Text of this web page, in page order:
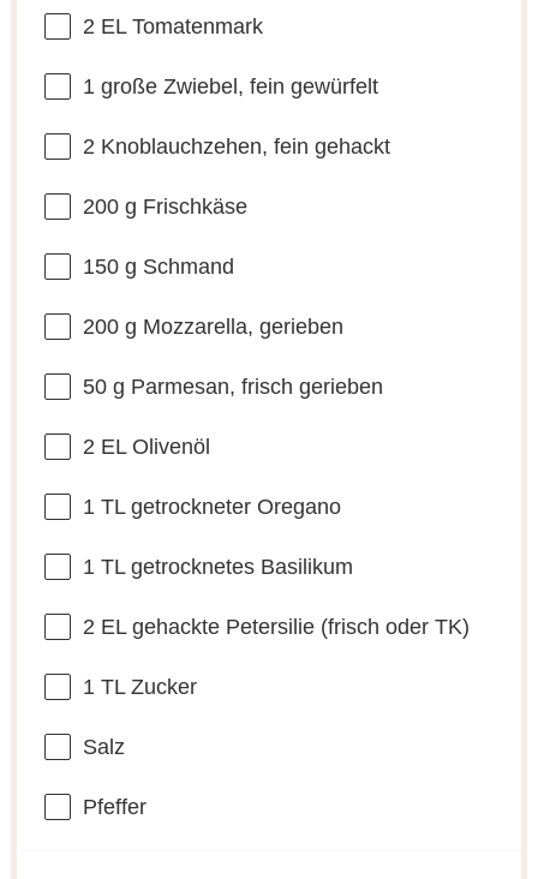
2 EL Tomatenmark
1große Zwiebel, fein gewürfelt
2 Knoblauchzehen, fein gehackt
200 g Frischkäse
150 g Schmand
200 g Mozzarella, gerieben
50 g Parmesan, frisch gerieben
2 EL Olivenöl
1TL getrockneter Oregano
1TL getrocknetes Basilikum
2 EL gehackte Petersilie (frisch oder TK)
1TL Zucker
Salz
Pfeffer